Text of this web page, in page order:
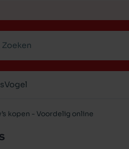
Vogel
kopen - Voordelig online